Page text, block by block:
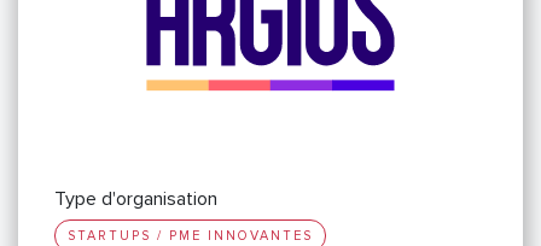
Type d'organisation
STARTUPS / PME INNOVANTES